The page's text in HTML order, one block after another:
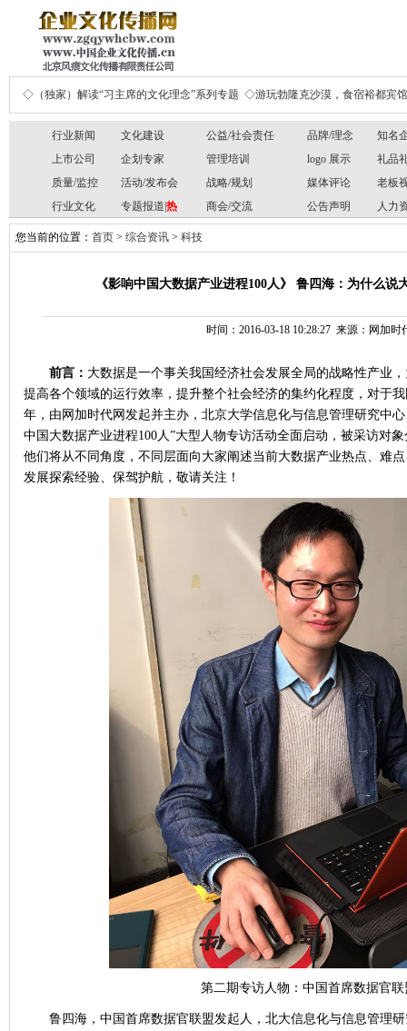
◇（独家）解读“习主席的文化理念”系列专题 ◇游玩勃隆克沙漠，食宿裕都宾馆
行业新闻 文化建设 公益/社会责任 品牌/理念
知名
上市公司
企划专家 管理培训 logo 展示
礼品
质量/监控
活动/发布会 战略/规划 媒体评论
老板
行业文化
专题报道| 热 商会/交流 公告声明 人力
您当前的位置： 首页 > 综合资讯 > 科技
《影响中国大数据产业进程100人》 鲁四海：为什么
时间：2016-03-18 10:28:27 来源：网加
前言： 大数据是一个事关我国经济社会发展全局的战略性产业
提高各个领域的运行效率，提升整个社会经济的集约化程度，对于
年，由网加时代网发起并主办，北京大学信息化与信息管理研究中
中国大数据产业进程100人”大型人物专访活动全面启动，被采访对
他们将从不同角度，不同层面向大家阐述当前大数据产业热点、难
发展探索经验、保驾护航，敬请关注！
第二期专访人物：中国首席数据官
鲁四海，中国首席数据官联盟发起人，北大信息化与信息管理